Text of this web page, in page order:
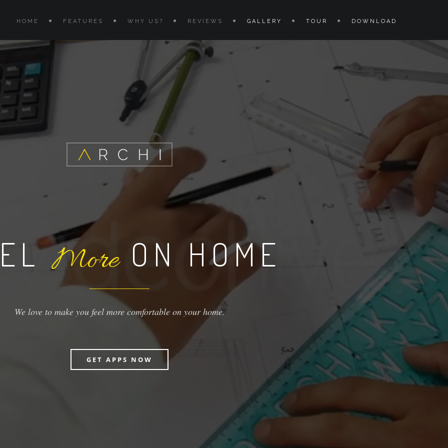
HOME FEATURES WHY US? REVIEWS GALLERY TOUR DOWNLOAD
MoreON HOME
We love to make you feel more comfortable on your home.
GET APPS NOW